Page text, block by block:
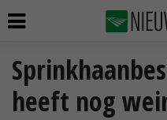
heeft nog